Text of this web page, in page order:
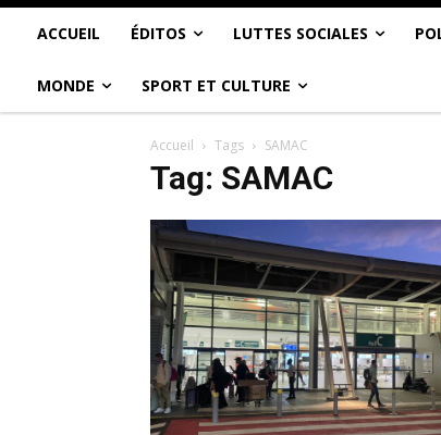
ACCUEIL ÉDITOS LUTTES SOCIALES
MONDE SPORT ET CULTURE
Accueil Tags SAMAC
Tag: SAMAC